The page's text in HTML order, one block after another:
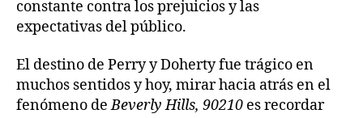
constante contra los prejuicios y las
expectativas del público.
El destino de Perry y Doherty fue trágico en
muchos sentidos y hoy, mirar hacia atrás en el
fenómeno deBeverly Hills, 90210 es recordar